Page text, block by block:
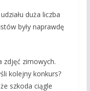
duża liczba
były naprawdę
zdjęć zimowych.
kolejny konkurs?
szkoda ciągle